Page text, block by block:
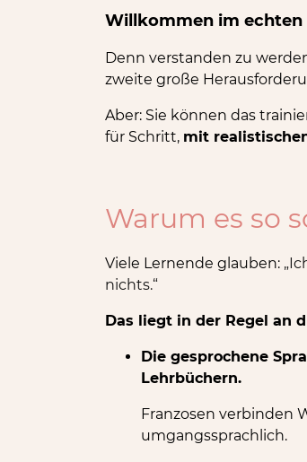
Willkommen im echten
Denn verstanden zu
zweite große
Aber: Sie können das
für Schritt, mit
Warum es so
Viele Lernende glauben:
nichts.“
Das liegt in der Regel an
Die gesprochene
Lehrbüchern.
Franzosen verbinden
umgangssprachlich.